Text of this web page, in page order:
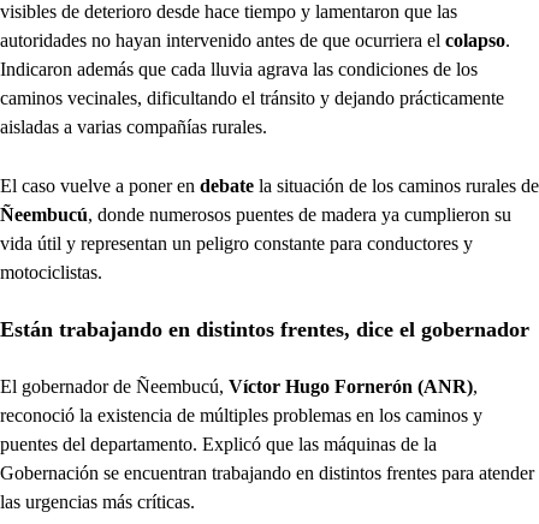
visibles de deterioro desde hace tiempo y lamentaron que las
autoridades no hayan intervenido antes de que ocurriera el colapso.
Indicaron además que cada lluvia agrava las condiciones de los
caminos vecinales, dificultando el tránsito y dejando prácticamente
aisladas a varias compañías rurales.
El caso vuelve a poner en debate la situación de los caminos rurales de
Ñeembucú, donde numerosos puentes de madera ya cumplieron su
vida útil y representan un peligro constante para conductores y
motociclistas.
Están trabajando en distintos frentes, dice el gobernador
El gobernador de Ñeembucú, Víctor Hugo Fornerón (ANR),
reconoció la existencia de múltiples problemas en los caminos y
puentes del departamento. Explicó que las máquinas de la
Gobernación se encuentran trabajando en distintos frentes para atender
las urgencias más críticas.